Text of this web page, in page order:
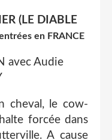
(LE DIABLE
en FRANCE
avec Audie
cheval, le cow-
forcée dans
A cause